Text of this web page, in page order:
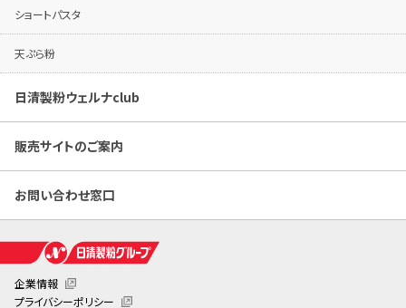
ショートパスタ
天ぷら粉
日清製粉ウェルナclub
販売サイトのご案内
お問い合わせ窓口
企業情報
プライバシーポリシー